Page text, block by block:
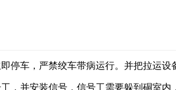
停车，严禁绞车带病运行。并把拉运
，并安装信号，信号工需要躲到硐室